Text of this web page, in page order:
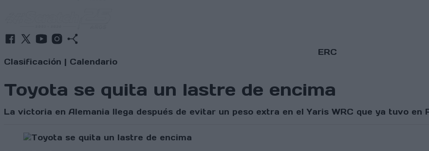
ERC
Clasificación | Calendario
Toyota se quita un lastre de encima
La victoria en Alemania llega después de evitar un peso extra en el Yaris WRC que ya tuvo en